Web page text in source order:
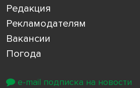
Редакция
Рекламодателям
Вакансии
Погода
e-mail подписка на новости